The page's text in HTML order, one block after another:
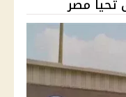
تحيا مصر